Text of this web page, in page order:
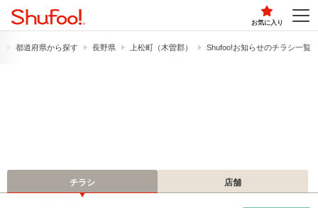
お気に入り
都道府県から探す 長野県 上松町（木曽郡） Shufoo!お知らせのチラシ一覧
チラシ 店舗